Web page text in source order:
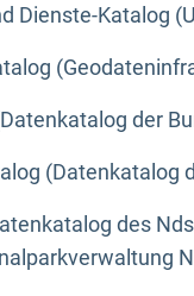
Dienste-Katalog
der
(Datenkatalog
des